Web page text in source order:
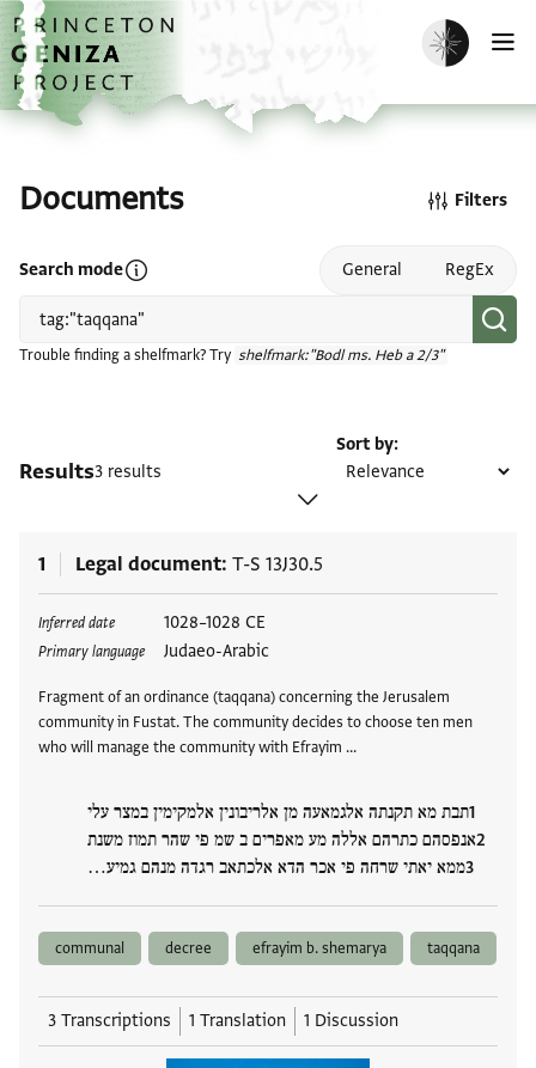
Skip to main content
home
Enable dark
Documents
Search modeOpen search mode help General RegEx
Trouble finding a shelfmark? Try shelfmark:"Bodl ms. Heb a 2/3"
Filters
Results3 results
Sort by
1 Legal document T-S 13J30.5
Inferred date 1028–1028 CE
Primary language Judaeo-Arabic
Fragment of an ordinance (taqqana) concerning the Jerusalem
community in Fustat. The community decides to choose ten men
who will manage the community with Efrayim …
תבת מא תקנתה אלגמאעה מן אלריבונין אלמקימין במצר עלי
אנפסהם כתרהם אללה מע מאפרים ב שמ פי שהר תמוז משנת
ממא יאתי שרחה פי אכר הדא אלכתאב רגדה מנהם גמיע…
Tags
communal decree efrayim b. shemarya taqqana
3 Transcriptions 1 Translation 1 Discussion